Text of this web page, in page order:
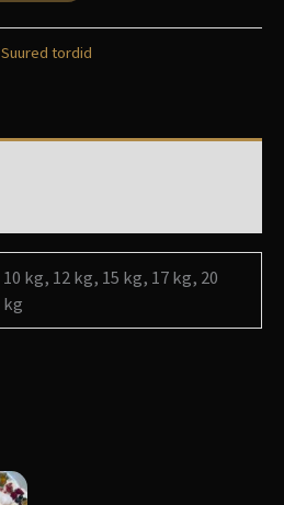
Suured tordid
10 kg, 12 kg, 15 kg, 17 kg, 20
kg